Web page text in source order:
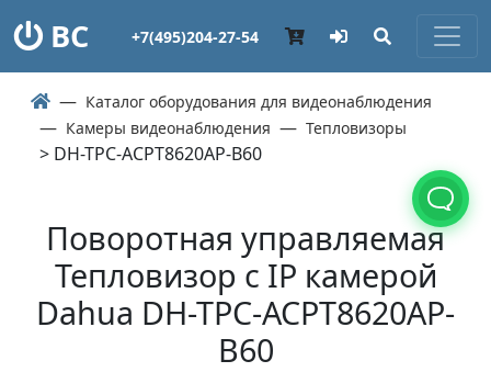
ВС +7(495)204-27-54
Каталог оборудования для видеонаблюдения
Камеры видеонаблюдения
Тепловизоры
> DH-TPC-ACPT8620AP-B60
Поворотная управляемая
Тепловизор с IP камерой
Dahua DH-TPC-ACPT8620AP-
B60